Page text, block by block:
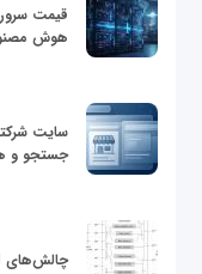
هوش
سایت
جستجو و
چالش‌های RAM در Workloadهای محاسباتی HPC